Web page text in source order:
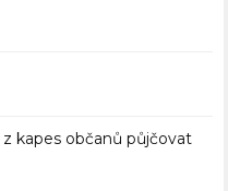
kapes občanů půjčovat